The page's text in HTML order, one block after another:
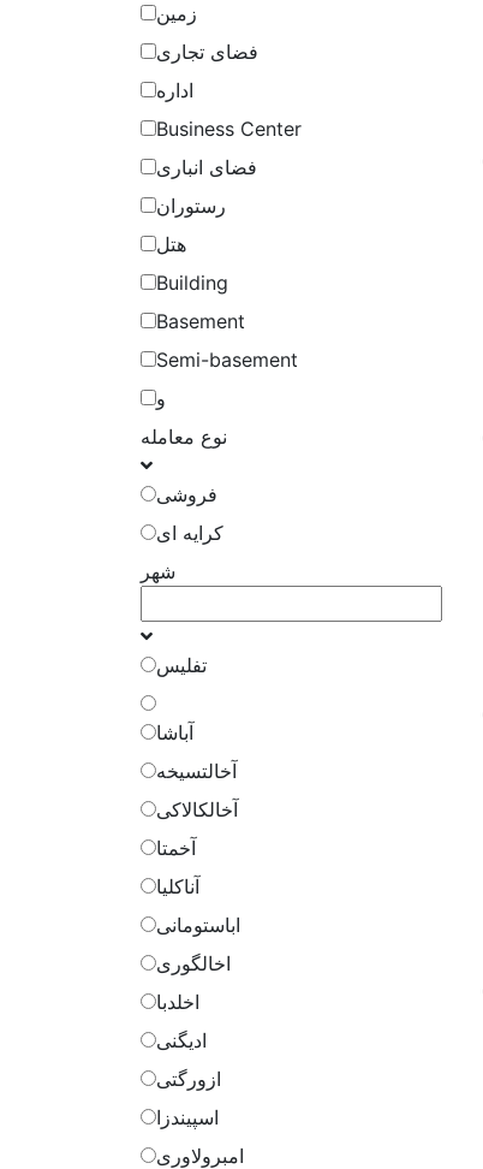
زمین
فضای تجاری
اداره
Business Center
فضای انباری
رستوران
هتل
Building
Basement
Semi-basement
و
نوع معامله
فروشی
کرایه ای
شهر
تفلیس
آباشا
آخالتسیخه
آخالکالاکی
آخمتا
آناکلیا
اباستومانی
اخالگوری
اخلدبا
ادیگنی
ازورگتی
اسپیندزا
امبرولاوری